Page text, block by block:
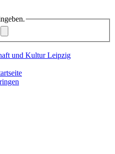
und Kultur Leipzig